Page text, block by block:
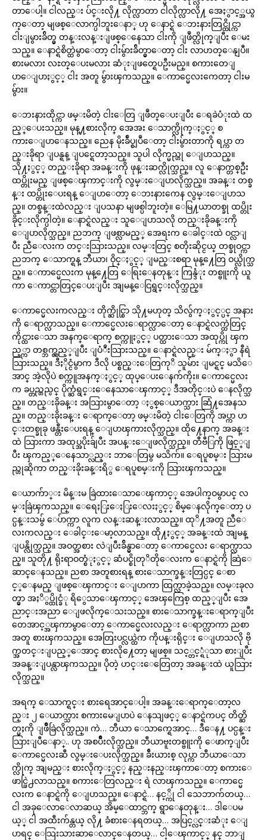
တာေပါ့။ ငါလည္း ပ်င္းလို႔ လိုက္လာတာ ငါလိုက္လာလို႔ အေႏွာင့္အယွ
က္ေတာ့ မျဖစ္ေလာက္ပါဘူးေနာ္ ဟု ေနာင္ရဲ ေဘးနားတြင္ထိုင္ကာ
ငါးျမွားခ်ိတ္မွ တန္းလန္းျဖစ္ေနေသာ ငါးကို ျဖဳတ္လိုက္ျပီး ေမး
သည္။ ေနာင္ရဲစိတ္ထဲမွာေတာ့ ငါးမွ်ားခ်ိတ္မွာေတာ့ ငါး လာဟတ္ေနျပီ။
စားမလား လႊတ္ေပးမလား ဆံုးျဖတ္ရေပဦးမည္။ စကားတေျ
ပာေျပာႏွင့္ ငါး အတူ မွ်ားၾကသည္။ ေကာင္မေလးကေတာ့ ငါးမ
မွ်ား။
ေဘးနားထိုင္ကာ ဖမ္းမိတဲ့ ငါးေတြ ျဖဳတ္ေပးျပီး ေရခဲပံုးထဲ ထ
ည့္ေပးသည္။ မုန္႔စားလိုက္ အေအး ေသာက္လိုက္ႏွင့္ စ
ကားေျပာေနသည္။ ညေန မိုးခ်ဳပ္စျပဳေတာ့ ငါးမွ်ားတာကို ရပ္ကာ တ
ည္းခိုရာ ျပန္ရန္ ျပင္ရေတာ့သည္။ သူပါ လိုက္မည္ဟု ေျပာသည္။
သို႔ႏွင့္ တည္းခိုရာ အခန္းကို ဖုန္းဆက္လိုက္သည္။ လူ ေနာက္တစ္ဦး
ထပ္တိုးမည္ ျဖစ္ေၾကာင္းကို လွမ္းေျပာလိုက္သည္။ အခန္း တစ္ခ
န္း ထပ္တိုးေပးရန္ ေျပာေတာ့ ေဘးနားကေန လွမ္းေျပာသ
ည္။ တစ္ခန္းထဲလည္း ျပသနာ မျဖစ္ပါဘူးတဲ့။ ေမြ႔ယာတစ္ခု ထပ္တိုး
ခိုင္းလိုက္ပါတဲ့။ ေနာင္ရဲလည္း သူေျပာသလို တည္းခိုခန္းကို
ေျပာလိုက္သည္။ ညဘက္ ျဖစ္လာမည့္ အေရးက ေခါင္းထဲ ဝင္လာျ
ပီး ညီေလးက တင္းသြားသည္။ လမ္းတြင္ စတိုးဆိုင္ငယ္ တစ္ခုဝင္ကာ
ညဘက္ ေသာက္ရန္ ဘီယာ၊ ဝိုင္ႏွင့္ ျမည္းစရာ မုန္႔ေတြ ဝယ္လိုက္သ
ည္။ ေကာင္မေလးက မုန္႔ေတြ ေရြးေနတုန္း ကြန္ဒံုး တစ္ဗူးကို ယူ
ကာ ေကာင္တာတြင္ေပးျပီး အျမန္ေငြရွင္းလိုက္သည္။
ေကာင္မေလးကလည္း တိုက္ဆိုင္စြာ သို႔မဟုတ္ သိလွ်က္ႏွင့္ပင္ အနား
ကို ေရာက္လာသည္။ ေကာင္မေလးေရာက္လာေတာ့ ေနာင္ရဲလက္ထဲတြင္
ကိုင္ထားေသာ အနက္ေရာက္ စက္ကူႏွင့္ ပတ္ထားေသာ အထုပ္ကို ၾက
ည့္ကာ တစ္ဘက္လွည့္ျပီး ျပံဳးသြားသည္။ ေနာင္ရဲလည္း မ်က္ႏွာ နီရဲ
သြားသည္။ ဒီႏိုင္ငံမွာက ဒီလို ပစ္စည္းေတြကုိ သူမ်ား ျမင္ရင္ မသိေ
အာင္ အဲ့လိုပဲ စက္ကူအနက္ႏွင့္ ထုပ္ေပးေနက်ကိုး။ ေကာင္မေလး
က ခပ္တည္တည္ပင္ ပိုက္ဆံရွင္းေနေသာေၾကာင့္ ဒီအတိုင္းပဲ ေနလိုက္သ
ည္။ တည္းခိုခန္း အသြားမွာေတာ့ ႏွစ္ေယာက္သား ဆြံ႔အေနသ
ည္။ တည္းခိုးခန္း ေရာက္ေတာ့ ဖမ္းမိတဲ့ ငါးေတြကို အပ္ကာ ဟ
င္းတစ္ခုခု ဖန္တီးေပးရန္ ေျပာၾကားလိုက္သည္။ ထို႔ေနာက္ အခန္း
ထဲ သြားကာ အထုပ္အပိုးခ်ျပီး အပန္းေျဖလိုက္သည္။ တီဗီြကို ဖြင့္ျ
ပီး ၾကည့္ေနေသာ္လည္း ဘာေတြမွ မသိက်။ ေရပူစမ္း သြားမ
ည္ဟုဆိုကာ တည္းခိုးခန္းရိွ ေရပူစမ္းကို သြားၾကသည္။
ေယာက်ာ္း မိန္းမ ခြဲထားေသာေၾကာင့္ အေပါက္ဝမွာပင္ လ
မ္းခြဲၾကသည္။ ေရေႏြးေႏြးေလးႏွင့္ စိမ္ေနလိုက္ေတာ့ ပ
င္ပန္းသမွ် ေပ်ာက္ကာ လူက လန္းဆန္းလာသည္။ ထုိ႔အတူ ညီေ
လးကလည္း ေခါင္းေမာ့လာသည္။ ထို႔ႏွင့္ အခန္းထဲ အျမန္
ျပန္လိုက္သည္။ အဝတ္အစား လဲျပီးခ်ိန္မွာေတာ့ ေကာင္မေလး ေရာက္လာသ
ည္။ သူတို႔ ရိုးရာဝတ္စံုႏွင့္ ဆံပင္စိုတုိတိုေလးက ေနာင္ရဲကို ဆြဲေ
ဆာင္ေနသည္။ ညစာ အတူစားရန္ စားေသာက္ခန္းတြင္ပင္ ေစာ
င့္ေနမည္ ျဖစ္ေၾကာင္း ေျပာကာ ထြက္လာခဲ့သည္။ လမ္းခုလ
တ္မွာ အႏိွပ္ထိုင္ခံု ရိွေသာေၾကာင့္ အေၾကြေစ့ ထည့္ျပီး အေ
ညာင္းအညာ ေျဖလိုက္ေသးသည္။ စားေသာက္ခန္းေရာက္ျပီး
တေအာင့္အၾကာမွာေတာ့ ေကာင္မေလးလည္း ေရာက္လာကာ ညစာ
အတူ စားၾကသည္။ အေတြးပင္လယ္ထဲက ကိုပန္းရိုင္း ေျပာသလို ဗို
က္အတင္းျပည့္ေအာင္ စားလို႔ေတာ့ မျဖစ္။ သင့္တင့္ရံုသာ စားျပီး
အခန္းျပန္လာၾကသည္။ ပိုတဲ့ ဟင္းေတြေတာ့ အခန္းထဲ ယူသြား
လိုက္သည္။
အရက္ ေသာက္ရင္း စားရေအာင္ေပါ့။ အခန္းေရာက္ေတာ့လ
ည္း ၂ ေယာက္သား စကားမေျပာပဲ ေနသျဖင့္ ေနာင္ရဲကပင္ တိတ္ဆိ
တ္မႈကို ျဖဳိခြဲလိုက္သည္။ ကဲ… ဘီယာ ေသာက္ရေအာင္… ဒီေန႔ ပင္ပန္း
သြားျပီေနာ္.. ဟု အစပ်ဳိးလိုက္သည္။ ဘီယာဗူးတစ္ဗူးကို ေဖာက္ျပီး
ေကာင္မေလးဆီ လွမ္းေပးလိုက္သည္။ ခ်ီးယားစ္ လုပ္ကာ ဘီယာေသာ
က္လိုက္ အျမည္း စားလိုက္ႏွင့္ နည္းနည္းၾကာေတာ့ စကားေ
ဖာင္ဖြဲ႕လာသည္။ စကားေတြလည္း ရဲ လာၾကသည္။ ေကာင္မေ
လးက ေနာင္ရဲကို ေျပာသည္။ ေနာင္ရဲ… နင့္ကို ငါ သေဘာက်တယ္…
ငါ အခုေလာေလာဆယ္ အိမ္ေထာင္ဘက္ ရွာေနတုန္း… ဒါေပမ
ယ့္ ငါ အထီးက်န္တယ္ လို႔ ခံစားေနရတယ္… အပြင့္လင္းဆံုး ေျ
ပာရင္ ေသြးသားဆာေလာင္ေနတယ္… ငါ့ေၾကာင့္ နင္ ဘာျ